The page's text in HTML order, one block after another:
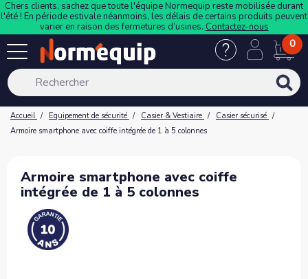
Chers clients, sachez que toute l'équipe Normequip reste mobilisée durant
l'été ! En période estivale néanmoins, les délais de certains produits peuvent
varier en raison des fermetures d’usines. Contactez-nous
0
Accueil Equipement de sécurité Casier & Vestiaire
Casier sécurisé
Armoire smartphone avec coiffe intégrée de 1 à 5 colonnes
Armoire smartphone avec coiffe
intégrée de 1 à 5 colonnes